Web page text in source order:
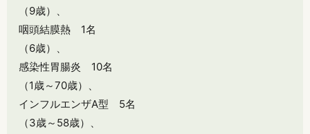
（9歳）、
咽頭結膜熱 1名
（6歳）、
感染性胃腸炎 10名
（1歳～70歳）、
インフルエンザA型 5名
（3歳～58歳）、